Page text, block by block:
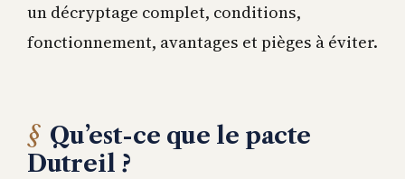
un décryptage complet, conditions,
fonctionnement, avantages et pièges à éviter.
Qu’est-ce que le pacte
Dutreil ?